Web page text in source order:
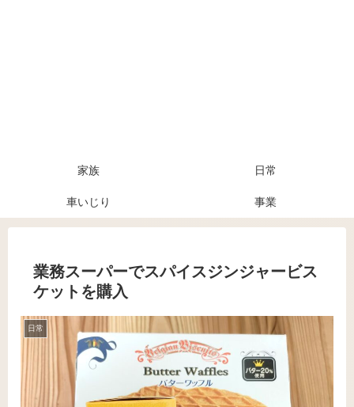
家族 日常
車いじり 事業
業務スーパーでスパイスジンジャービス
ケットを購入
日常